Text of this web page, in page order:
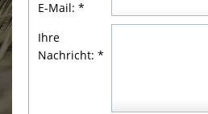
E-Mail: *
Ihre
Nachricht: *